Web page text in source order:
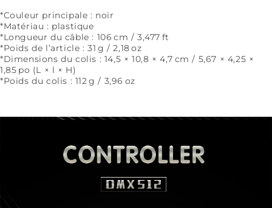
*Couleur principale : noir
*Matériau : plastique
*Longueur du câble : 106 cm / 3,477 ft
*Poids de l’article : 31 g / 2,18 oz
*Dimensions du colis : 14,5 × 10,8 × 4,7 cm / 5,67 × 4,25 ×
1,85 po (L × l × H)
*Poids du colis : 112 g / 3,96 oz